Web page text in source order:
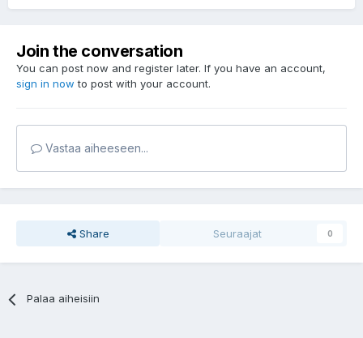
Join the conversation
You can post now and register later. If you have an account,
sign in now to post with your account.
Vastaa aiheeseen...
Share Seuraajat 0
Palaa aiheisiin